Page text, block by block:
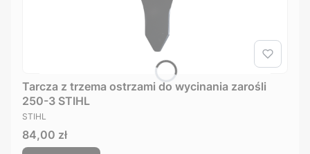
Tarcza z trzema ostrzami do wycinania zarośli
250-3 STIHL
PRODUCENT
STIHL
Cena
84,00 zł